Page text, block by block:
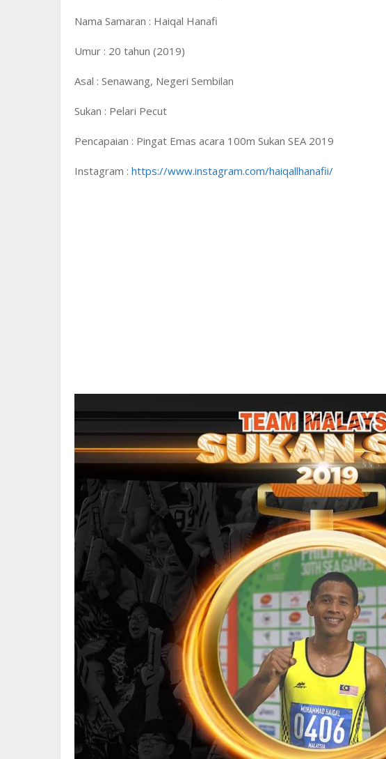
Nama Samaran : Haiqal Hanafi
Umur : 20 tahun (2019)
Asal : Senawang, Negeri Sembilan
Sukan : Pelari Pecut
Pencapaian : Pingat Emas acara 100m Sukan SEA 2019
Instagram : https://www.instagram.com/haiqallhanafii/